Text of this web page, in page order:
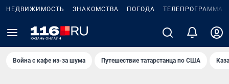
НЕДВИЖИМОСТЬ ЗНАКОМСТВА ПОГОДА ТЕЛЕПРОГРАММА
Война с кафе из-за шума Путешествие татарстанца по США